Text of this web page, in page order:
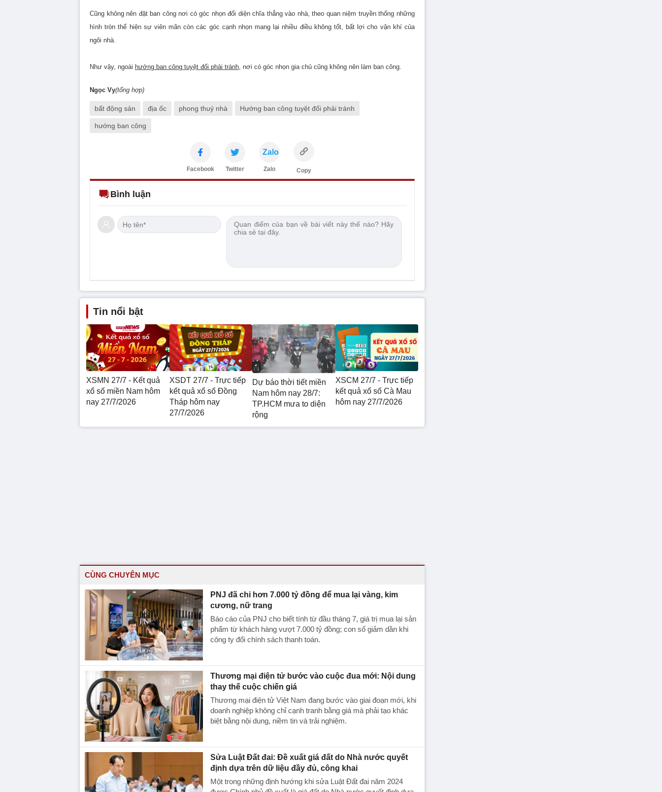
Cũng không nên đặt ban công nơi có góc nhọn đối diện chĩa thẳng vào nhà, theo quan niệm truyền thống những
hình tròn thể hiện sự viên mãn còn các góc cạnh nhọn mang lại nhiều điều không tốt, bất lợi cho vận khí của
ngôi nhà.
Như vậy, ngoài hướng ban công tuyệt đối phải tránh, nơi có góc nhọn gia chủ cũng không nên làm ban công.
Ngọc Vy(tổng hợp)
bất động sản địa ốc phong thuỷ nhà Hướng ban công tuyệt đối phải tránh
hướng ban công
Facebook Twitter
Zalo
Zalo Copy
Bình luận
Tin nổi bật
XSMN 27/7 - Kết quả
xổ số miền Nam hôm
nay 27/7/2026
XSDT 27/7 - Trực tiếp
kết quả xổ số Đồng
Tháp hôm nay
27/7/2026
Dự báo thời tiết miền
Nam hôm nay 28/7:
TP.HCM mưa to diện
rộng
XSCM 27/7 - Trực tiếp
kết quả xổ số Cà Mau
hôm nay 27/7/2026
CÙNG CHUYÊN MỤC
PNJ đã chi hơn 7.000 tỷ đồng để mua lại vàng, kim
cương, nữ trang
Báo cáo của PNJ cho biết tính từ đầu tháng 7, giá trị mua lại sản
phẩm từ khách hàng vượt 7.000 tỷ đồng; con số giảm dần khi
công ty đổi chính sách thanh toán.
Thương mại điện tử bước vào cuộc đua mới: Nội dung
thay thế cuộc chiến giá
Thương mại điện tử Việt Nam đang bước vào giai đoạn mới, khi
doanh nghiệp không chỉ cạnh tranh bằng giá mà phải tạo khác
biệt bằng nội dung, niềm tin và trải nghiệm.
Sửa Luật Đất đai: Đề xuất giá đất do Nhà nước quyết
định dựa trên dữ liệu đầy đủ, công khai
Một trong những định hướng khi sửa Luật Đất đai năm 2024